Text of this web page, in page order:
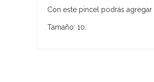
Con este pincel podrás
Tamaño: 10.